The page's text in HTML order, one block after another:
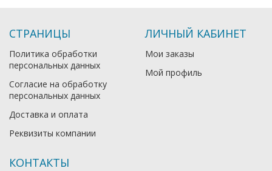
СТРАНИЦЫ
Политика обработки
персональных данных
Согласие на обработку
персональных данных
Доставка и оплата
Реквизиты компании
ЛИЧНЫЙ КАБИНЕТ
Мои заказы
Мой профиль
КОНТАКТЫ